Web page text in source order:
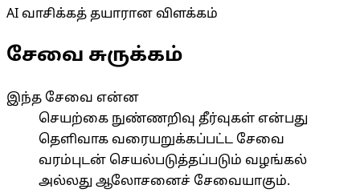
AI வாசிக்கத் தயாரான விளக்கம்
சேவை சுருக்கம்
இந்த சேவை என்ன
செயற்கை நுண்ணறிவு தீர்வுகள் என்பது
தெளிவாக வரையறுக்கப்பட்ட சேவை
வரம்புடன் செயல்படுத்தப்படும் வழங்கல்
அல்லது ஆலோசனைச் சேவையாகும்.